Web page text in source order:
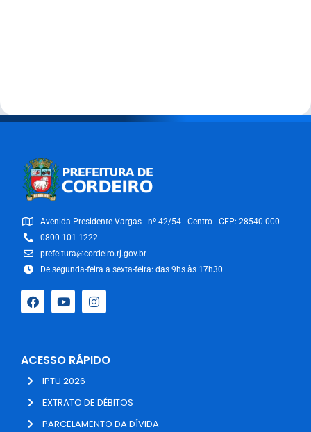
Avenida Presidente Vargas - nº 42/54 - Centro - CEP: 28540-000
0800 101 1222
prefeitura@cordeiro.rj.gov.br
De segunda-feira a sexta-feira: das 9hs às 17h30
ACESSO RÁPIDO
IPTU 2026
EXTRATO DE DÉBITOS
PARCELAMENTO DA DÍVIDA